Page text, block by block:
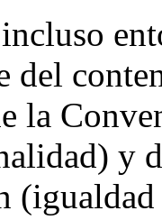
del
la
y